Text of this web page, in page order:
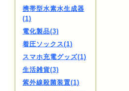
携帯型水素水生成器
(1)
電化製品(3)
着圧ソックス(1)
スマホ充電グッズ(1)
生活雑貨(3)
紫外線殺菌装置(1)